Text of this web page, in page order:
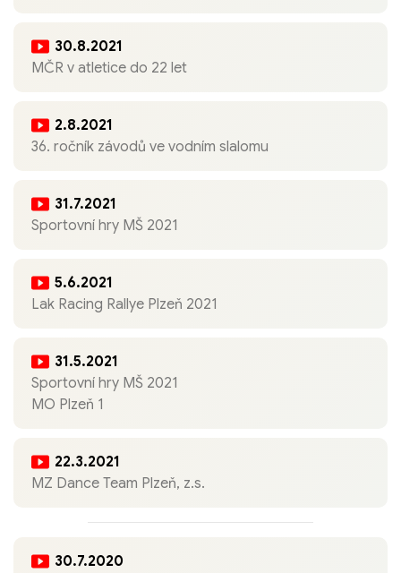
30.8.2021
MČR v atletice do 22 let
2.8.2021
36. ročník závodů ve vodním slalomu
31.7.2021
Sportovní hry MŠ 2021
5.6.2021
Lak Racing Rallye Plzeň 2021
31.5.2021
Sportovní hry MŠ 2021
MO Plzeň 1
22.3.2021
MZ Dance Team Plzeň, z.s.
30.7.2020